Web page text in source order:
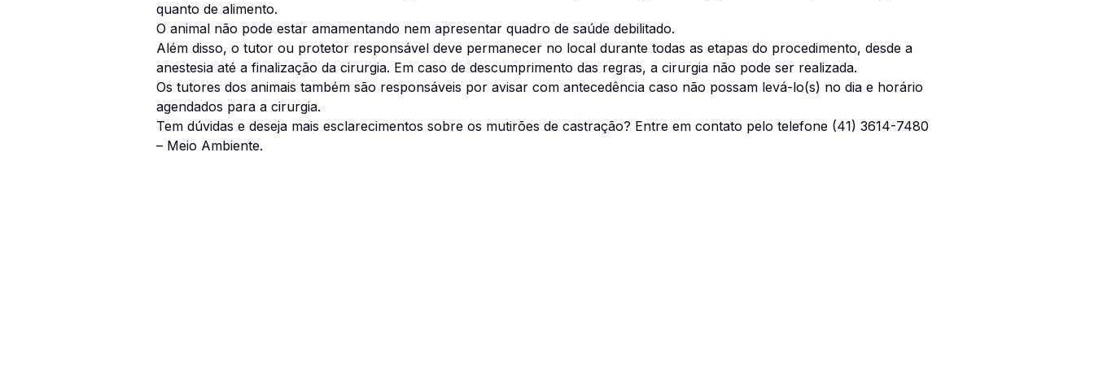
quanto de alimento.
O animal não pode estar amamentando nem apresentar quadro de saúde debilitado.
Além disso, o tutor ou protetor responsável deve permanecer no local durante todas as etapas do procedimento, desde a
anestesia até a finalização da cirurgia. Em caso de descumprimento das regras, a cirurgia não pode ser realizada.
Os tutores dos animais também são responsáveis por avisar com antecedência caso não possam levá-lo(s) no dia e horário
agendados para a cirurgia.
Tem dúvidas e deseja mais esclarecimentos sobre os mutirões de castração? Entre em contato pelo telefone (41) 3614-7480
– Meio Ambiente.